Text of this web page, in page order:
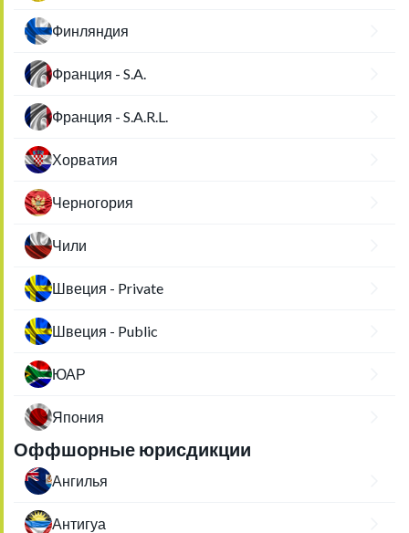
Финляндия
Франция - S.A.
Франция - S.A.R.L.
Хорватия
Черногория
Чили
Швеция - Private
Швеция - Public
ЮАР
Япония
Оффшорные юрисдикции
Ангилья
Антигуа